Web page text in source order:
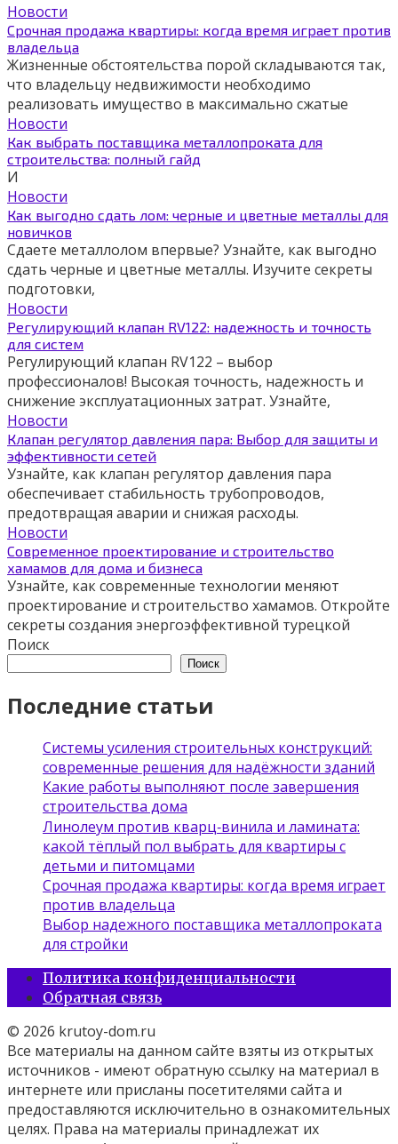
Новости
Срочная продажа квартиры: когда время играет против
владельца
Жизненные обстоятельства порой складываются так,
что владельцу недвижимости необходимо
реализовать имущество в максимально сжатые
Новости
Как выбрать поставщика металлопроката для
строительства: полный гайд
И
Новости
Как выгодно сдать лом: черные и цветные металлы для
новичков
Сдаете металлолом впервые? Узнайте, как выгодно
сдать черные и цветные металлы. Изучите секреты
подготовки,
Новости
Регулирующий клапан RV122: надежность и точность
для систем
Регулирующий клапан RV122 – выбор
профессионалов! Высокая точность, надежность и
снижение эксплуатационных затрат. Узнайте,
Новости
Клапан регулятор давления пара: Выбор для защиты и
эффективности сетей
Узнайте, как клапан регулятор давления пара
обеспечивает стабильность трубопроводов,
предотвращая аварии и снижая расходы.
Новости
Современное проектирование и строительство
хамамов для дома и бизнеса
Узнайте, как современные технологии меняют
проектирование и строительство хамамов. Откройте
секреты создания энергоэффективной турецкой
Поиск
Поиск
Последние статьи
Системы усиления строительных конструкций:
современные решения для надёжности зданий
Какие работы выполняют после завершения
строительства дома
Линолеум против кварц‑винила и ламината:
какой тёплый пол выбрать для квартиры с
детьми и питомцами
Срочная продажа квартиры: когда время играет
против владельца
Выбор надежного поставщика металлопроката
для стройки
Политика конфиденциальности
Обратная связь
© 2026 krutoy-dom.ru
Все материалы на данном сайте взяты из открытых
источников - имеют обратную ссылку на материал в
интернете или присланы посетителями сайта и
предоставляются исключительно в ознакомительных
целях. Права на материалы принадлежат их